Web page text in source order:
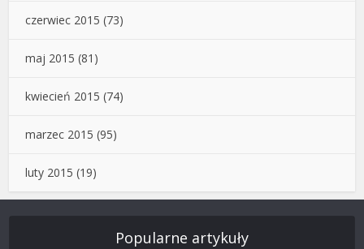
czerwiec 2015 (73)
maj 2015 (81)
kwiecień 2015 (74)
marzec 2015 (95)
luty 2015 (19)
Popularne artykuły